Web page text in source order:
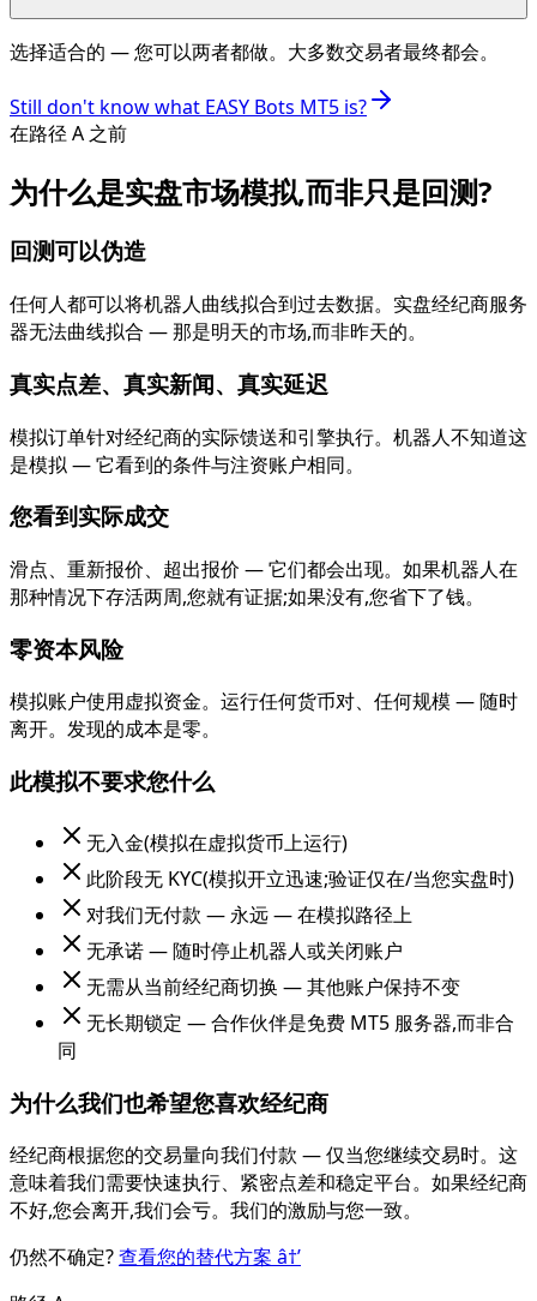
选择适合的 — 您可以两者都做。大多数交易者最终都会。
Still don't know what EASY Bots MT5 is?
在路径 A 之前
为什么是实盘市场模拟,而非只是回测?
回测可以伪造
任何人都可以将机器人曲线拟合到过去数据。实盘经纪商服务
器无法曲线拟合 — 那是明天的市场,而非昨天的。
真实点差、真实新闻、真实延迟
模拟订单针对经纪商的实际馈送和引擎执行。机器人不知道这
是模拟 — 它看到的条件与注资账户相同。
您看到实际成交
滑点、重新报价、超出报价 — 它们都会出现。如果机器人在
那种情况下存活两周,您就有证据;如果没有,您省下了钱。
零资本风险
模拟账户使用虚拟资金。运行任何货币对、任何规模 — 随时
离开。发现的成本是零。
此模拟不要求您什么
无入金(模拟在虚拟货币上运行)
此阶段无 KYC(模拟开立迅速;验证仅在/当您实盘时)
对我们无付款 — 永远 — 在模拟路径上
无承诺 — 随时停止机器人或关闭账户
无需从当前经纪商切换 — 其他账户保持不变
无长期锁定 — 合作伙伴是免费 MT5 服务器,而非合
同
为什么我们也希望您喜欢经纪商
经纪商根据您的交易量向我们付款 — 仅当您继续交易时。这
意味着我们需要快速执行、紧密点差和稳定平台。如果经纪商
不好,您会离开,我们会亏。我们的激励与您一致。
仍然不确定?查看您的替代方案 â†’